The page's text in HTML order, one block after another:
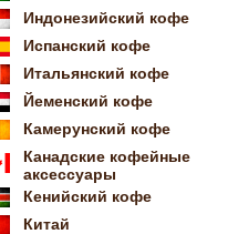
Индонезийский кофе
Испанский кофе
Итальянский кофе
Йеменский кофе
Камерунский кофе
Канадские кофейные
аксессуары
Кенийский кофе
Китай